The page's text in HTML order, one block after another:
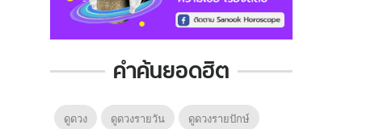
คำค้นยอดฮิต
ดูดวง ดูดวงรายวัน
ดูดวงรายปักษ์